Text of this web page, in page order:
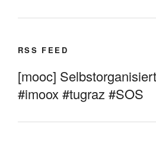
RSS FEED
[mooc]
#imoox #tugraz #SOS